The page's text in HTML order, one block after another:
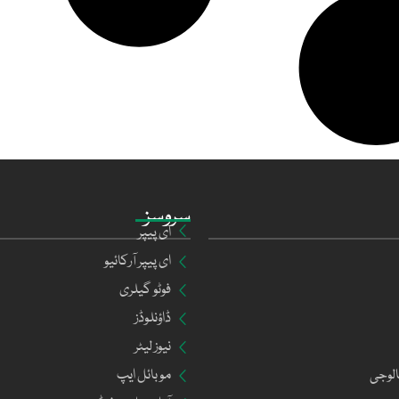
سروسز
ای پیپر
ای پیپر آرکائیو
فوٹو گیلری
ڈاؤنلوڈز
نیوز لیٹر
موبائل ایپ